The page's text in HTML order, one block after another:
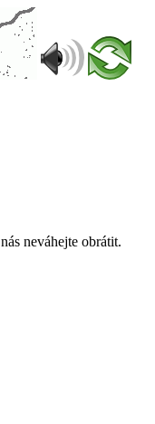
neváhejte obrátit.